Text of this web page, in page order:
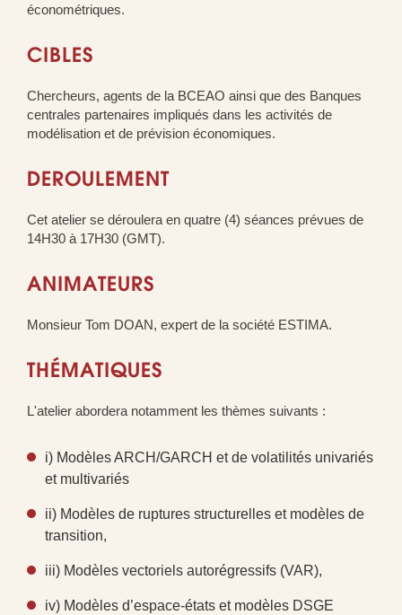
économétriques.
CIBLES
Chercheurs, agents de la BCEAO ainsi que des Banques
centrales partenaires impliqués dans les activités de
modélisation et de prévision économiques.
DEROULEMENT
Cet atelier se déroulera en quatre (4) séances prévues de
14H30 à 17H30 (GMT).
ANIMATEURS
Monsieur Tom DOAN, expert de la société ESTIMA.
THÉMATIQUES
L'atelier abordera notamment les thèmes suivants :
i) Modèles ARCH/GARCH et de volatilités univariés
et multivariés
ii) Modèles de ruptures structurelles et modèles de
transition,
iii) Modèles vectoriels autorégressifs (VAR),
iv) Modèles d’espace-états et modèles DSGE